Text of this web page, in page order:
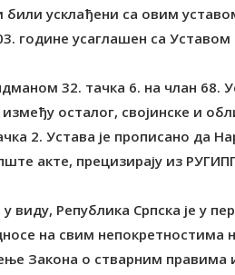
били усклађени са овим
године усаглашен са
32. тачка 6. на члан 68.
између осталог, својинске и
2. Устава је прописано да
акте, прецизирају из
виду, Република Српска је у
на свим
Закона о стварним правима